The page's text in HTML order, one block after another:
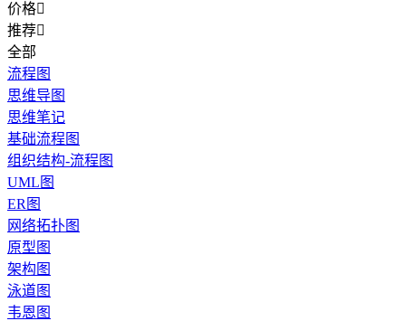
价格
推荐
全部
流程图
思维导图
思维笔记
基础流程图
组织结构-流程图
UML图
ER图
网络拓扑图
原型图
架构图
泳道图
韦恩图